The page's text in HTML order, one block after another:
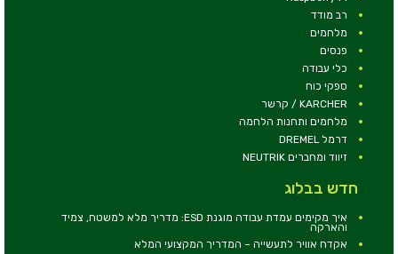
רב מודד
מלחמים
פנסים
כלי עבודה
ספקי כוח
KARCHER / קרשר
מלחמים ותחנות הלחמה
דרמל DREMEL
זיווד ומחברים NEUTRIK
חדש בבלוג
איך מקימים עמדת עבודה מוגנת ESD: מדריך מלא למשטח, צמיד
והארקה
אקדח אוויר לתעשייה – המדריך המקצועי המלא